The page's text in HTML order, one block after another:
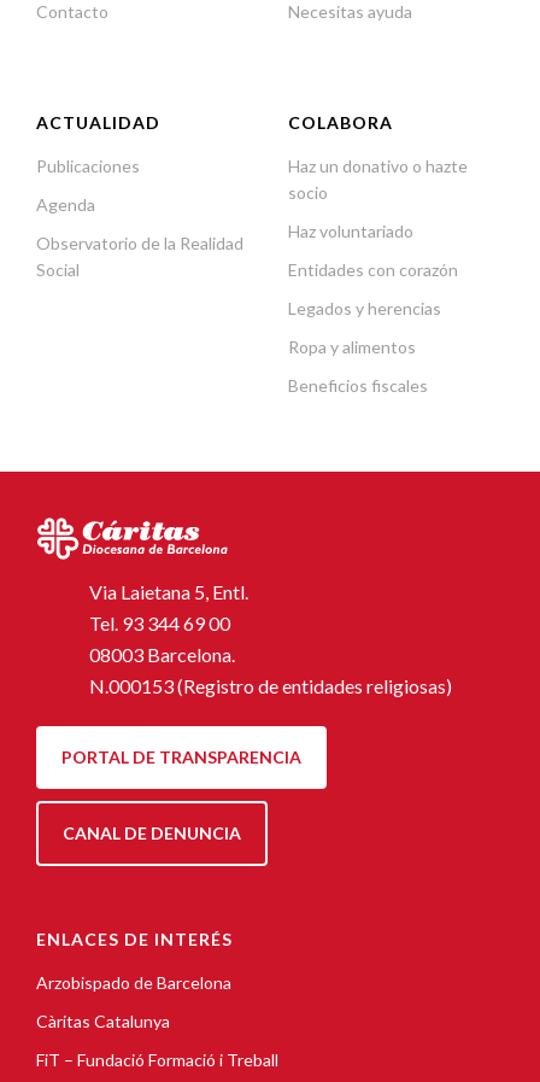
Contacto
Necesitas ayuda
ACTUALIDAD
Publicaciones
Agenda
Observatorio de la Realidad
Social
COLABORA
Haz un donativo o hazte
socio
Haz voluntariado
Entidades con corazón
Legados y herencias
Ropa y alimentos
Beneficios fiscales
Via Laietana 5, Entl.
Tel. 93 344 69 00
08003 Barcelona.
N.000153 (Registro de entidades religiosas)
PORTAL DE TRANSPARENCIA
CANAL DE DENUNCIA
ENLACES DE INTERÉS
Arzobispado de Barcelona
Càritas Catalunya
FiT – Fundació Formació i Treball